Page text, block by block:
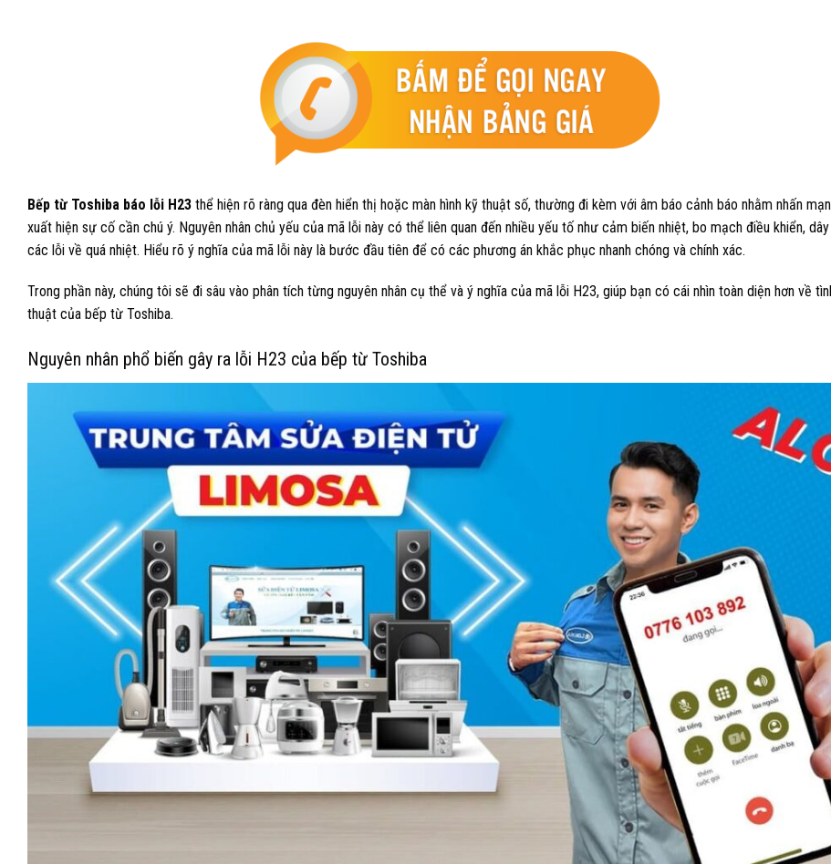
Bếp từ Toshiba báo lỗi H23 thể hiện rõ ràng qua đèn hiển thị hoặc màn hình kỹ thuật số, thường đi kèm với âm báo cảnh báo nhằm nhấn
xuất hiện sự cố cần chú ý. Nguyên nhân chủ yếu của mã lỗi này có thể liên quan đến nhiều yếu tố như cảm biến nhiệt, bo mạch điều khiển,
các lỗi về quá nhiệt. Hiểu rõ ý nghĩa của mã lỗi này là bước đầu tiên để có các phương án khắc phục nhanh chóng và chính xác.
Trong phần này, chúng tôi sẽ đi sâu vào phân tích từng nguyên nhân cụ thể và ý nghĩa của mã lỗi H23, giúp bạn có cái nhìn toàn diện hơn về
thuật của bếp từ Toshiba.
Nguyên nhân phổ biến gây ra lỗi H23 của bếp từ Toshiba